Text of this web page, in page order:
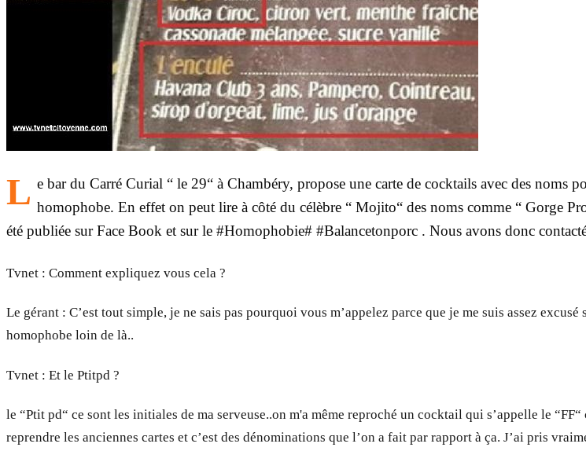
L e bar du Carré Curial “ le 29“ à Chambéry, propose une carte de cocktails avec des noms
homophobe. En effet on peut lire à côté du célèbre “ Mojito“ des noms comme “ Gorge
été publiée sur Face Book et sur le #Homophobie# #Balancetonporc . Nous avons donc
Tvnet : Comment expliquez vous cela ?
Le gérant : C’est tout simple, je ne sais pas pourquoi vous m’appelez parce que je me suis assez
homophobe loin de là..
Tvnet : Et le Ptitpd ?
le “Ptit pd“ ce sont les initiales de ma serveuse..on m'a même reproché un cocktail qui s’appelle le
reprendre les anciennes cartes et c’est des dénominations que l’on a fait par rapport à ça. J’ai pris